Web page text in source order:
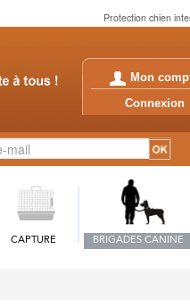
Protection chien
Mon
CAPTURE BRIGADES CANINE